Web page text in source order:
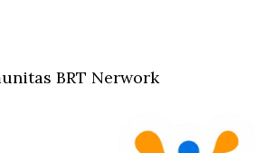
BRT Nerwork